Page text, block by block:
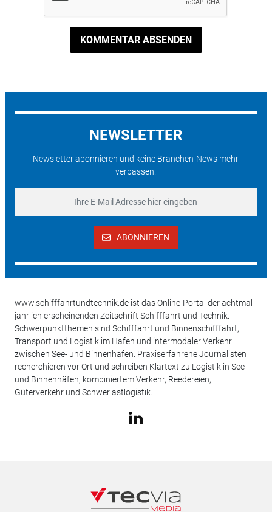
KOMMENTAR ABSENDEN
NEWSLETTER
Newsletter abonnieren und keine Branchen-News mehr
verpassen.
ABONNIEREN
www.schifffahrtundtechnik.de ist das Online-Portal der achtmal
jährlich erscheinenden Zeitschrift Schifffahrt und Technik.
Schwerpunktthemen sind Schifffahrt und Binnenschifffahrt,
Transport und Logistik im Hafen und intermodaler Verkehr
zwischen See- und Binnenhäfen. Praxiserfahrene Journalisten
recherchieren vor Ort und schreiben Klartext zu Logistik in See-
und Binnenhäfen, kombiniertem Verkehr, Reedereien,
Güterverkehr und Schwerlastlogistik.